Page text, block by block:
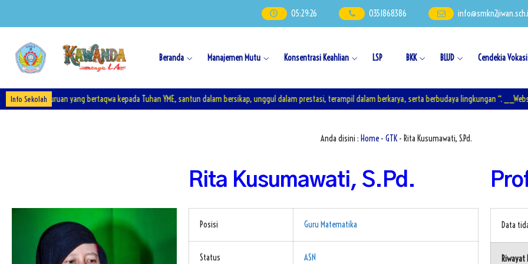
05:29:27 0351868386
Beranda Manajemen Mutu Konsentrasi Keahlian LSP BKK BLUD Cendekia Vokasi
Info Sekolah
Kejuruan yang bertaqwa kepada Tuhan YME, santun dalam bersikap, unggul dalam prestasi, terampil dalam berkarya, serta berbudaya lingkungan “.
Anda disini : Home- GTK- Rita Kusumawati, S.Pd.
Rita Kusumawati, S.Pd.
Posisi Guru Matematika
Status ASN
Data